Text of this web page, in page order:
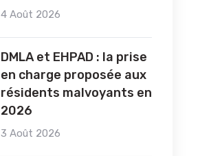
4 Août 2026
DMLA et EHPAD : la prise
en charge proposée aux
résidents malvoyants en
2026
3 Août 2026